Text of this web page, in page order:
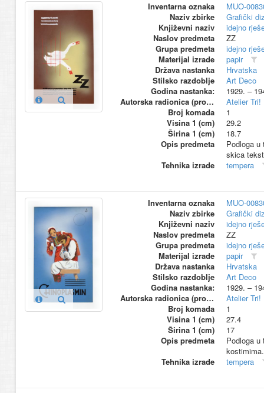
Inventarna oznaka
MUO-
Naziv zbirke
Grafički
Književni naziv
idejno
Naslov predmeta
ZZ
Grupa predmeta
idejno
Materijal izrade
papir
Država nastanka
Hrvatska
Stilsko razdoblje
Art Deco
Godina nastanka:
1929. –
Autorska radionica (proizvođač)
Atelier Tri!
Broj komada
1
Visina 1 (cm)
29.2
Širina 1 (cm)
18.7
Opis predmeta
Podloga
skica
Tehnika izrade
tempera
Inventarna oznaka
MUO-
Naziv zbirke
Grafički
Književni naziv
idejno
Naslov predmeta
ZZ
Grupa predmeta
idejno
Materijal izrade
papir
Država nastanka
Hrvatska
Stilsko razdoblje
Art Deco
Godina nastanka:
1929. –
Autorska radionica (proizvođač)
Atelier Tri!
Broj komada
1
Visina 1 (cm)
27.4
Širina 1 (cm)
17
Opis predmeta
Podloga
Tehnika izrade
tempera